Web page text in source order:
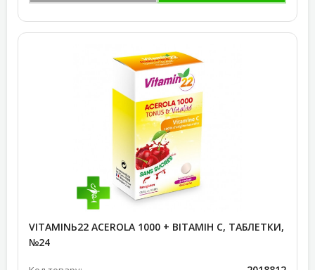
VITAMINЬ22 ACEROLA 1000 + ВІТАМІН С, ТАБЛЕТКИ,
№24